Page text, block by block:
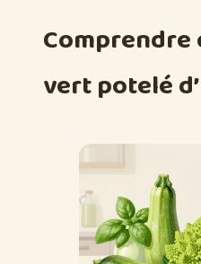
Comprendre
vert potelé